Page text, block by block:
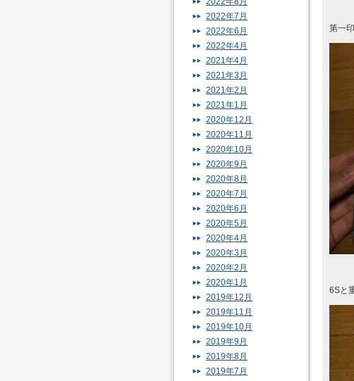
第一
6Sと
2022年7月
2022年6月
2022年4月
2021年4月
2021年3月
2021年2月
2021年1月
2020年12月
2020年11月
2020年10月
2020年9月
2020年8月
2020年7月
2020年6月
2020年5月
2020年4月
2020年3月
2020年2月
2020年1月
2019年12月
2019年11月
2019年10月
2019年9月
2019年8月
2019年7月